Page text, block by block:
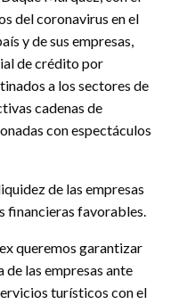
del coronavirus en el
y de sus empresas,
de crédito por
a los sectores de
cadenas de
con espectáculos
de las empresas
financieras favorables.
queremos garantizar
de las empresas ante
turísticos con el